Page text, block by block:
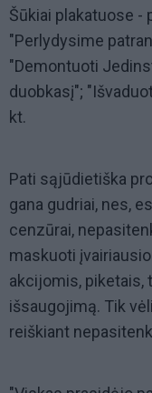
Šūkiai plakatuose -
"Perlydysime
"Demontuoti
duobkasį";
kt.
Pati sąjūdietiška
gana gudriai, nes,
cenzūrai,
maskuoti
akcijomis, piketais,
išsaugojimą. Tik
reiškiant